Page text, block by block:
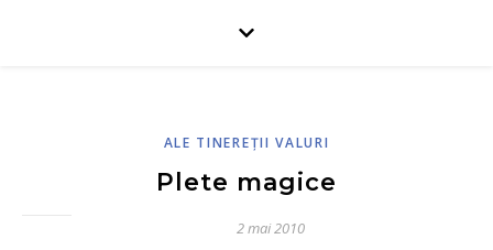
ALE TINEREŢII VALURI
Plete magice
2 mai 2010